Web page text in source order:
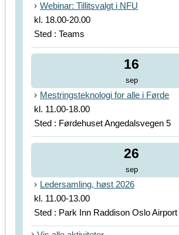
å
Webinar: Tillitsvalgt i NFU
kl. 18.00-20.00
Sted : Teams
16
sep
Mestringsteknologi for alle i Førde
kl. 11.00-18.00
Sted : Førdehuset Angedalsvegen 5
26
sep
Ledersamling, høst 2026
kl. 11.00-13.00
Sted : Park Inn Raddison Oslo